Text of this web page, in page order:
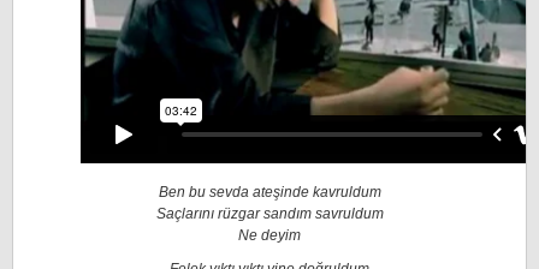
Ben bu sevda ateşinde kavruldum
Saçlarını rüzgar sandım savruldum
Ne deyim